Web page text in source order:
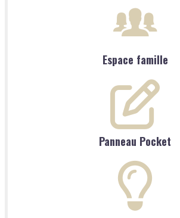
Espace famille
Panneau Pocket